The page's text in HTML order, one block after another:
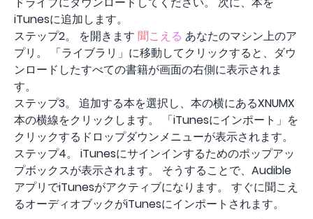
iTunesに追加します。
ステップ2。 を開きます 聞こえる あなたのマシン上のア
プリ。 「ライブラリ」に移動してクリックすると、ダウ
ンロードしたすべての書籍が画面の右側に表示されま
す。
ステップ3。 追加する本を選択し、本の横にあるXNUMX
本の横線をクリックします。 「iTunesにインポート」を
クリックするドロップダウンメニューが表示されます。
ステップ4。 iTunesにサインインするためのポップアッ
プボックスが表示されます。 そうすることで、Audible
アプリでiTunesがアクティブになります。 すぐに聞こえ
るオーディオブックがiTunesにインポートされます。